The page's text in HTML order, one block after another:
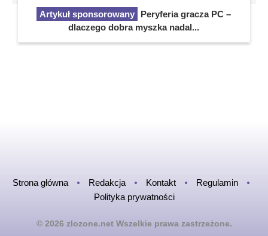
Artykuł sponsorowany
Peryferia gracza PC –
dlaczego dobra myszka nadal...
Strona główna Redakcja Kontakt
Regulamin
Polityka prywatności
© 2026 zlozone.net Wszelkie prawa zastrzeżone.